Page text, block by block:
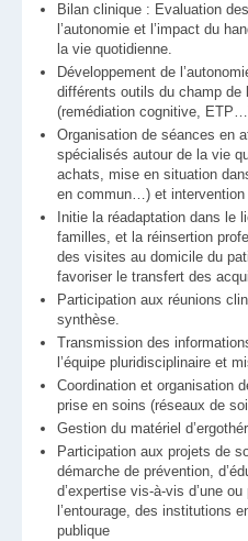
Bilan clinique : Evaluation
l’autonomie et l’impact du
la vie quotidienne.
Développement de
différents outils du champ
(remédiation cognitive,
Organisation de séances en
spécialisés autour de la vie
achats, mise en situation
en commun…) et intervention
Initie la réadaptation dans le
familles, et la réinsertion
des visites au domicile du
favoriser le transfert des
Participation aux réunions
synthèse.
Transmission des
l’équipe pluridisciplinaire et
Coordination et organisation
prise en soins (réseaux de
Gestion du matériel
Participation aux projets de
démarche de prévention,
d’expertise vis-à-vis d’une
l’entourage, des institutions
publique